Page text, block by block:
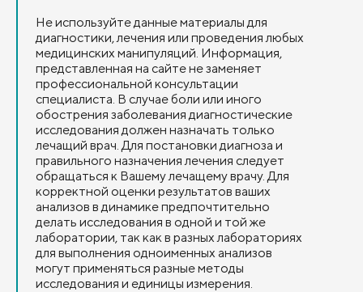
Не используйте данные материалы для
диагностики, лечения или проведения любых
медицинских манипуляций. Информация,
представленная на сайте не заменяет
профессиональной консультации
специалиста. В случае боли или иного
обострения заболевания диагностические
исследования должен назначать только
лечащий врач. Для постановки диагноза и
правильного назначения лечения следует
обращаться к Вашему лечащему врачу. Для
корректной оценки результатов ваших
анализов в динамике предпочтительно
делать исследования в одной и той же
лаборатории, так как в разных лабораториях
для выполнения одноименных анализов
могут применяться разные методы
исследования и единицы измерения.